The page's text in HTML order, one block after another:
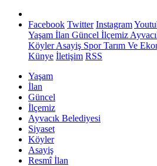
Facebook Twitter Instagram
Yaşam İlan Güncel İlçemiz
KöylerAsayiş SporTarım Ve
Künye İletişim RSS
Yaşam
İlan
Güncel
İlçemiz
Ayvacık Belediyesi
Siyaset
Köyler
Asayiş
Resmî İlan